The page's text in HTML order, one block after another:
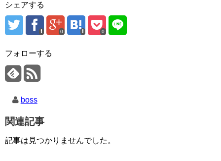
シェアする
0 0
フォローする
boss
関連記事
記事は見つかりませんでした。